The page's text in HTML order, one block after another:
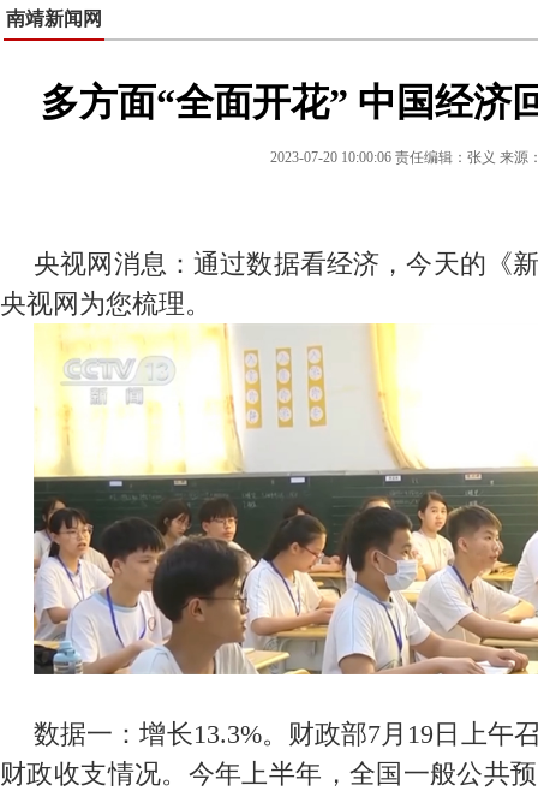
南靖新闻网
多方面“全面开花” 中国经济
2023-07-20 10:00:06 责任编辑：张义 来源
央视网消息：通过数据看经济，今天的《
央视网为您梳理。
数据一：增长13.3%。财政部7月19日上午
财政收支情况。今年上半年，全国一般公共